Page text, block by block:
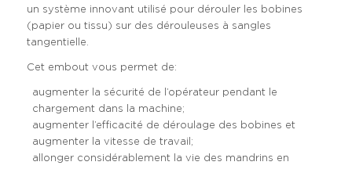
un système innovant utilisé pour dérouler les bobines
(papier ou tissu) sur des dérouleuses à sangles
tangentielle.
Cet embout vous permet de:
augmenter la sécurité de l’opérateur pendant le
chargement dans la machine;
augmenter l’efficacité de déroulage des bobines et
augmenter la vitesse de travail;
allonger considérablement la vie des mandrins en